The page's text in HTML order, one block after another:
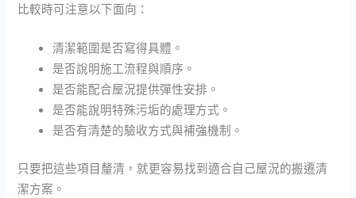
比較時可注意以下面向：
清潔範圍是否寫得具體。
是否說明施工流程與順序。
是否能配合屋況提供彈性安排。
是否能說明特殊污垢的處理方式。
是否有清楚的驗收方式與補強機制。
只要把這些項目釐清，就更容易找到適合自己屋況的搬遷清
潔方案。